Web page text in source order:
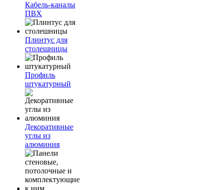
Кабель-каналы
ПВХ
Плинтус для
столешницы
Профиль
штукатурный
Декоративные
углы из
алюминия